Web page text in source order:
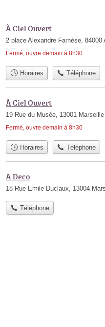
À Ciel Ouvert
2 place Alexandre Farnèse, 84000
Fermé, ouvre demain à 8h30
Horaires Téléphone
À Ciel Ouvert
19 Rue du Musée, 13001 Marseille
Fermé, ouvre demain à 8h30
Horaires Téléphone
A Deco
18 Rue Emile Duclaux, 13004
Téléphone